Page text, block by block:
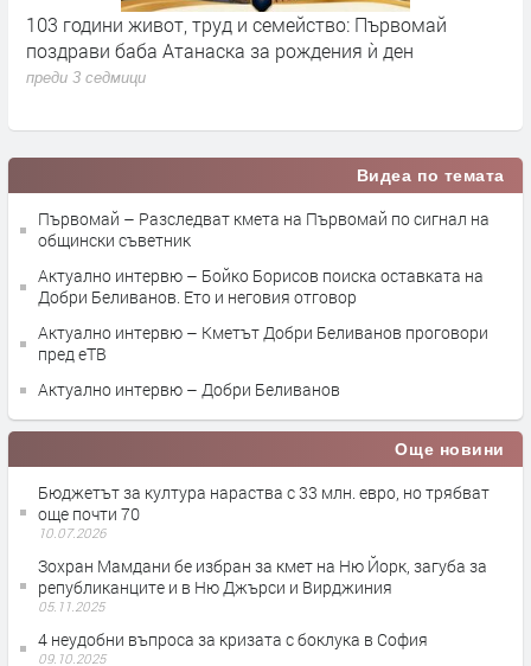
103 години живот, труд и семейство: Първомай
поздрави баба Атанаска за рождения ѝ ден
преди 3 седмици
Видеа по темата
Първомай – Разследват кмета на Първомай по сигнал на
общински съветник
Актуално интервю – Бойко Борисов поиска оставката на
Добри Беливанов. Ето и неговия отговор
Актуално интервю – Кметът Добри Беливанов проговори
пред еТВ
Актуално интервю – Добри Беливанов
Още новини
Бюджетът за култура нараства с 33 млн. евро, но трябват
още почти 70
10.07.2026
Зохран Мамдани бе избран за кмет на Ню Йорк, загуба за
републиканците и в Ню Джърси и Вирджиния
05.11.2025
4 неудобни въпроса за кризата с боклука в София
09.10.2025